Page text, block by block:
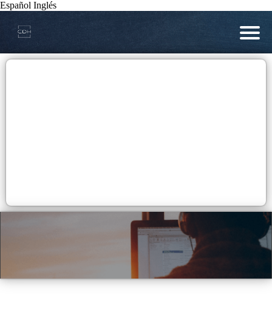
Español Inglés